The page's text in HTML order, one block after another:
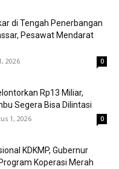
di Tengah Penerbangan
Pesawat Mendarat
2026 0
Rp13 Miliar,
Segera Bisa Dilintasi
1, 2026 0
KDKMP, Gubernur
Koperasi Merah